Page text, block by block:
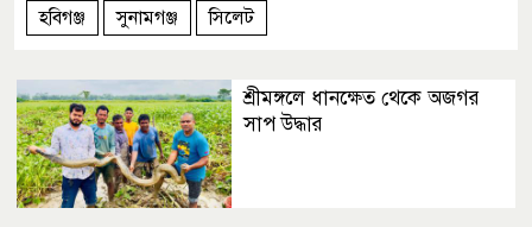
হবিগঞ্জ সুনামগঞ্জ সিলেট
শ্রীমঙ্গলে ধানক্ষেত থেকে অজগর
সাপ উদ্ধার